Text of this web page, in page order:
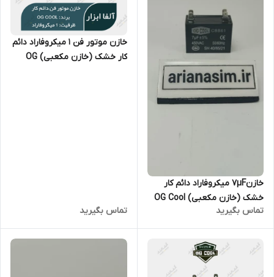
خازن۷µF میکروفاراد دائم کار
خشک (خازن مکعبی) OG Cool
سری CBB61
تماس بگیرید
خازن موتور فن 1 میکروفاراد دائم
کار خشک (خازن مکعبی) OG
تماس بگیرید